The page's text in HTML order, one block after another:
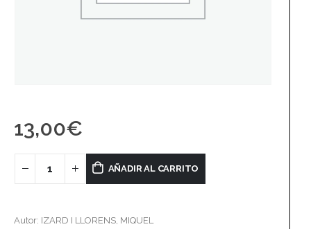
13,00€
AÑADIR AL CARRITO
Autor: IZARD I LLORENS, MIQUEL